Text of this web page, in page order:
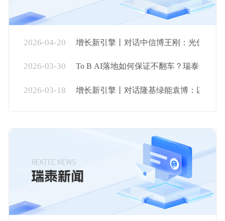
2026-04-20 增长新引擎丨对话中信博王刚：光伏出海
2026-03-30 To B AI落地如何保证不翻车？瑞泰信...
2026-03-18 增长新引擎丨对话隆基绿能袁博：以“三...